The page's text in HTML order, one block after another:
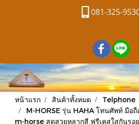
081-325-
หน้าแรก สินค้าทั้งหมด Telphone
M-HORSE รุ่น HAHA โทนศัพท์ มือ
m-horse สุดสวยหลากสี ฟรีเคสใสกันรอ